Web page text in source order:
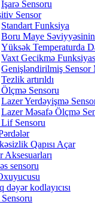
İşarə Sensoru
Sensor
Standart Funksiya
Boru Maye Səviyyəsinin
Yüksək Temperaturda
Vaxt Gecikmə
Genişləndirilmiş Sensor
Tezlik artırıldı
Sensoru
Lazer Yerdəyişmə
Lazer Məsafə Ölçmə
Sensoru
Qapısı Açar
Aksesuarları
sensoru
dəyər kodlayıcısı